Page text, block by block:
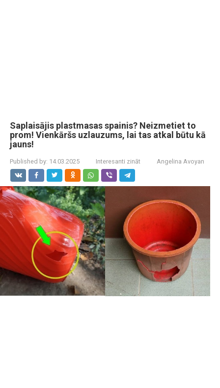
Saplaisājis plastmasas spainis? Neizmetiet to
prom! Vienkāršs uzlauzums, lai tas atkal būtu kā
jauns!
Published by: 14.03.2025 Interesanti zināt Angelina Avoyan